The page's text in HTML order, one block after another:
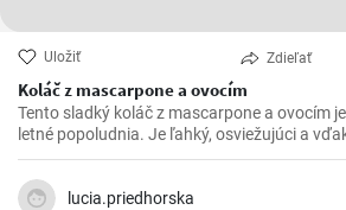
Uložiť Zdieľať
Koláč z mascarpone a ovocím
Tento sladký koláč z mascarpone a ovocím
letné popoludnia. Je ľahký, osviežujúci a
vitamínov. Môžete ho pripraviť s
práve po ruke, ale najlepšie chutí s jahodami
lucia.priedhorska